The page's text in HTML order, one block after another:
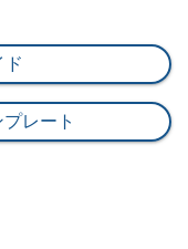
ド
レート